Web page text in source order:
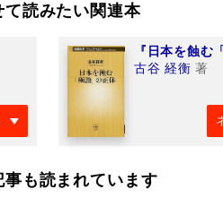
て読みたい関連本
『日本を蝕む
古谷 経衡 著
事も読まれています